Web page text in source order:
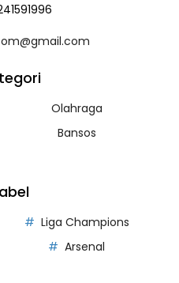
Olahraga
Bansos
Liga Champions
Arsenal